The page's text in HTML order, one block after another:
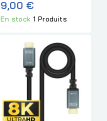
9,00 €
En stock1 Produits